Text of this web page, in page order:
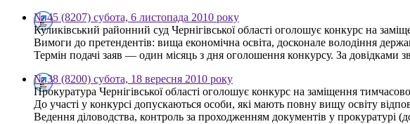
№ 45 (8207) субота, 6 листопада 2010 року
Куликівський районний суд Чернігівської області оголошує конкурс на
Вимоги до претендентів: вища економічна освіта, досконале володіння
Термін подачі заяв — один місяць з дня оголошення конкурсу. За
№ 38 (8200) субота, 18 вересня 2010 року
Прокуратура Чернігівської області оголошує конкурс на заміщення
До участі у конкурсі допускаються особи, які мають повну вищу освіту
Ведення діловодства, контроль за проходженням документів у прокуратурі